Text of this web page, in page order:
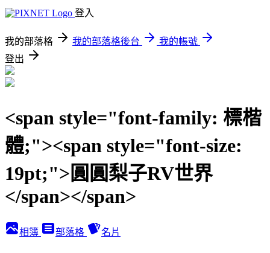
登入
我的部落格 我的部落格後台
我的帳號
登出
<span style="font-family: 標楷
體;"><span style="font-size:
19pt;">圓圓梨子RV世界
</span></span>
相簿 部落格 名片